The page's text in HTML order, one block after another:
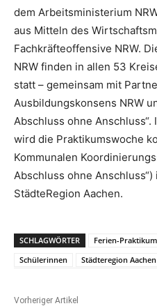
dem Arbeitsministerium
aus Mitteln des
Fachkräfteoffensive NRW.
NRW finden in allen 53
statt – gemeinsam mit
Ausbildungskonsens NRW
Abschluss ohne
wird die Praktikumswoche
Kommunalen
Abschluss ohne
StädteRegion Aachen.
SCHLAGWÖRTER Ferien-
Schülerinnen
Städteregion Aachen
Vorheriger Artikel